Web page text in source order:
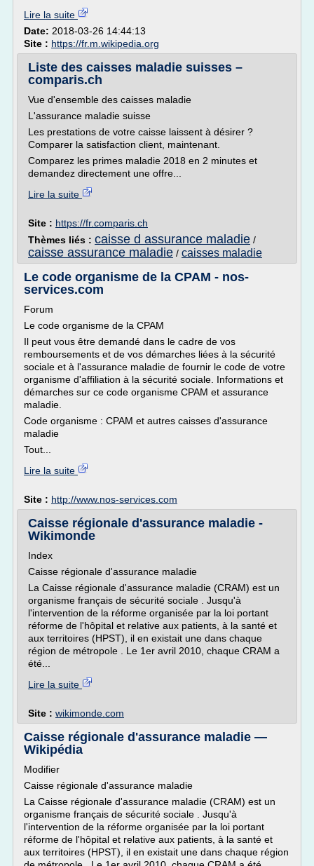
Lire la suite
Date: 2018-03-26 14:44:13
Site : https://fr.m.wikipedia.org
Liste des caisses maladie suisses –
comparis.ch
Vue d'ensemble des caisses maladie
L'assurance maladie suisse
Les prestations de votre caisse laissent à désirer ?
Comparer la satisfaction client, maintenant.
Comparez les primes maladie 2018 en 2 minutes et
demandez directement une offre...
Lire la suite
Site : https://fr.comparis.ch
Thèmes liés : caisse d assurance maladie /
caisse assurance maladie / caisses maladie
Le code organisme de la CPAM - nos-
services.com
Forum
Le code organisme de la CPAM
Il peut vous être demandé dans le cadre de vos
remboursements et de vos démarches liées à la sécurité
sociale et à l'assurance maladie de fournir le code de votre
organisme d'affiliation à la sécurité sociale. Informations et
démarches sur ce code organisme CPAM et assurance
maladie.
Code organisme : CPAM et autres caisses d'assurance
maladie
Tout...
Lire la suite
Site : http://www.nos-services.com
Caisse régionale d'assurance maladie -
Wikimonde
Index
Caisse régionale d'assurance maladie
La Caisse régionale d'assurance maladie (CRAM) est un
organisme français de sécurité sociale . Jusqu'à
l'intervention de la réforme organisée par la loi portant
réforme de l'hôpital et relative aux patients, à la santé et
aux territoires (HPST), il en existait une dans chaque
région de métropole . Le 1er avril 2010, chaque CRAM a
été...
Lire la suite
Site : wikimonde.com
Caisse régionale d'assurance maladie —
Wikipédia
Modifier
Caisse régionale d'assurance maladie
La Caisse régionale d'assurance maladie (CRAM) est un
organisme français de sécurité sociale . Jusqu'à
l'intervention de la réforme organisée par la loi portant
réforme de l'hôpital et relative aux patients, à la santé et
aux territoires (HPST), il en existait une dans chaque région